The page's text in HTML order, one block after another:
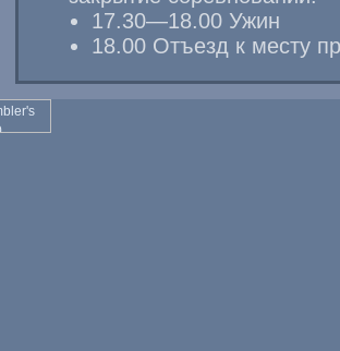
17.30—18.00 Ужин
18.00 Отъезд к месту